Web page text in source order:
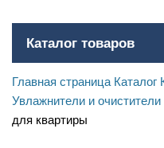
Каталог товаров
Главная страница Каталог
Увлажнители и очистители
для квартиры